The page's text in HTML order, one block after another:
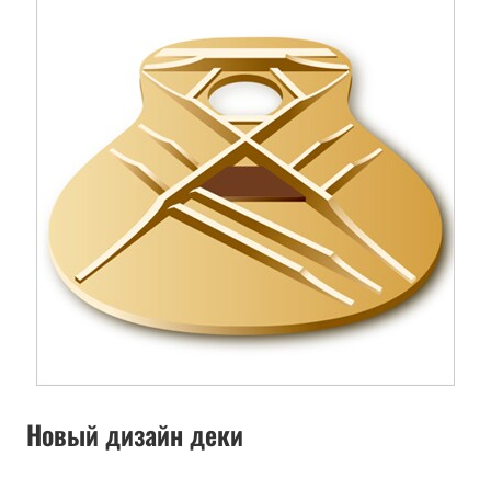
Новый дизайн деки